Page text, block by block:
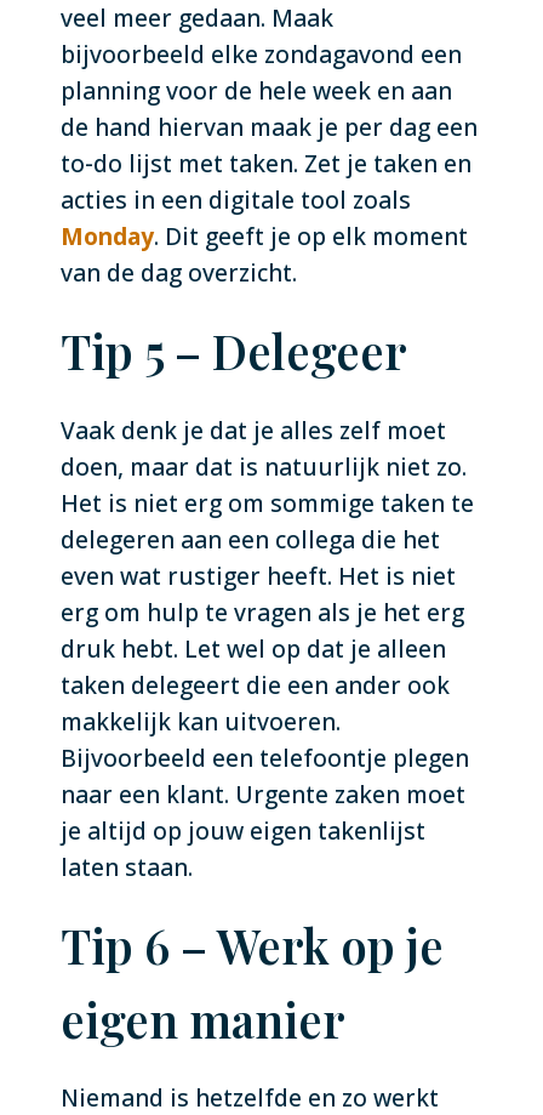
veel meer gedaan. Maak
bijvoorbeeld elke zondagavond een
planning voor de hele week en aan
de hand hiervan maak je per dag een
to-do lijst met taken. Zet je taken en
acties in een digitale tool zoals
Monday. Dit geeft je op elk moment
van de dag overzicht.
Tip 5 – Delegeer
Vaak denk je dat je alles zelf moet
doen, maar dat is natuurlijk niet zo.
Het is niet erg om sommige taken te
delegeren aan een collega die het
even wat rustiger heeft. Het is niet
erg om hulp te vragen als je het erg
druk hebt. Let wel op dat je alleen
taken delegeert die een ander ook
makkelijk kan uitvoeren.
Bijvoorbeeld een telefoontje plegen
naar een klant. Urgente zaken moet
je altijd op jouw eigen takenlijst
laten staan.
Tip 6 – Werk op je
eigen manier
Niemand is hetzelfde en zo werkt